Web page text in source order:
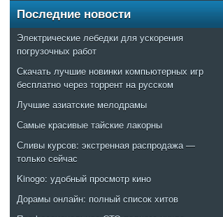
Последние новости
Электрические лебедки для ускорения
погрузочных работ
Скачать лучшие новинки компьютерных игр
бесплатно через торрент на русском
Лучшие азиатские мелодрамы
Самые красивые тайские лакорны
Сливы курсов: экстренная распродажа —
только сейчас
Kinogo: удобный просмотр кино
Дорамы онлайн: полный список хитов